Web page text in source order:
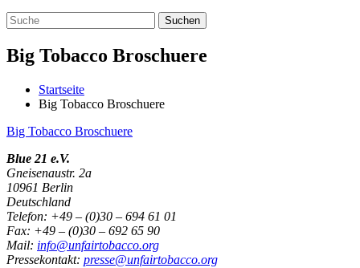
Big Tobacco Broschuere
Startseite
Big Tobacco Broschuere
Big Tobacco Broschuere
Blue 21 e.V.
Gneisenaustr. 2a
10961 Berlin
Deutschland
Telefon: +49 – (0)30 – 694 61 01
Fax: +49 – (0)30 – 692 65 90
Mail: info@unfairtobacco.org
Pressekontakt: presse@unfairtobacco.org